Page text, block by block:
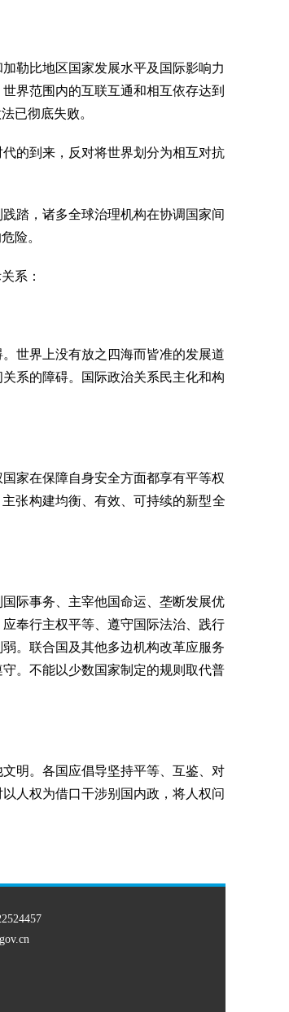
勒比地区国家发展水平及国际影响力
界范围内的互联互通和相互依存达到
已彻底失败。
的到来，反对将世界划分为相互对抗
踏，诸多全球治理机构在协调国家间
险。
系：
世界上没有放之四海而皆准的发展道
系的障碍。国际政治关系民主化和构
家在保障自身安全方面都享有平等权
张构建均衡、有效、可持续的新型全
际事务、主宰他国命运、垄断发展优
奉行主权平等、遵守国际法治、践行
。联合国及其他多边机构改革应服务
。不能以少数国家制定的规则取代普
明。各国应倡导坚持平等、互鉴、对
人权为借口干涉别国内政，将人权问